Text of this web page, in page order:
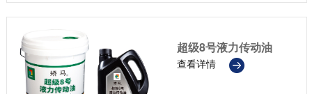
超级8号液力传动油
查看详情